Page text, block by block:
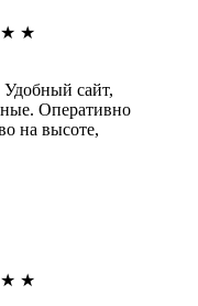
★ ★
Удобный сайт,
Оперативно
на высоте,
★ ★